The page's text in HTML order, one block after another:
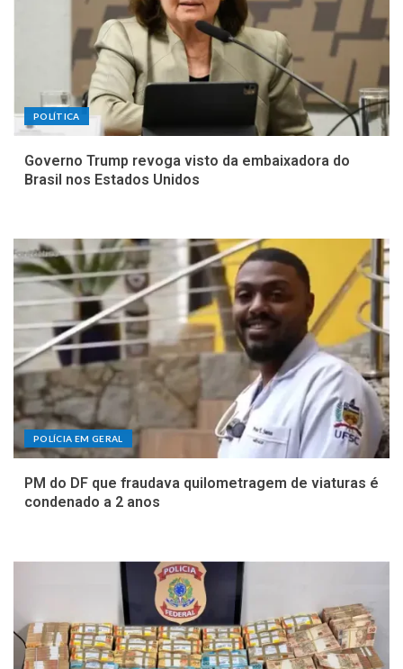
POLÍTICA
Governo Trump revoga visto da embaixadora do
Brasil nos Estados Unidos
POLÍCIA EM GERAL
PM do DF que fraudava quilometragem de viaturas é
condenado a 2 anos